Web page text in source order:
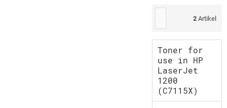
2 Artikel
Toner for
use in HP
LaserJet
1200
(C7115X)